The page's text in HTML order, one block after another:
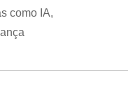
como IA,